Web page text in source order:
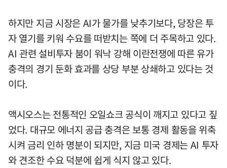
하지만 지금 시장은 AI가 물가를 낮추기보다, 당장은 투
자 열기를 키워 수요를 떠받치는 쪽에 더 주목하고 있다.
AI 관련 설비투자 붐이 워낙 강해 이란전쟁에 따른 유가
충격의 경기 둔화 효과를 상당 부분 상쇄하고 있다는 것
이다.
액시오스는 전통적인 오일쇼크 공식이 깨지고 있다고 짚
었다. 대규모 에너지 공급 충격은 보통 경제 활동을 위축
시켜 금리 인하 명분이 되지만, 지금 미국 경제는 AI 투자
와 견조한 수요 덕분에 쉽게 식지 않고 있다.